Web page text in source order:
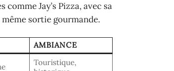
Jay’s Pizza, avec sa
sortie gourmande.
AMBIANCE
Touristique,